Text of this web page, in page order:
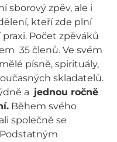
sborový zpěv, ale i
kteří zde plní
Počet zpěváků
35 členů. Ve svém
písně, spirituály,
skladatelů.
a jednou ročně
Během svého
společně se